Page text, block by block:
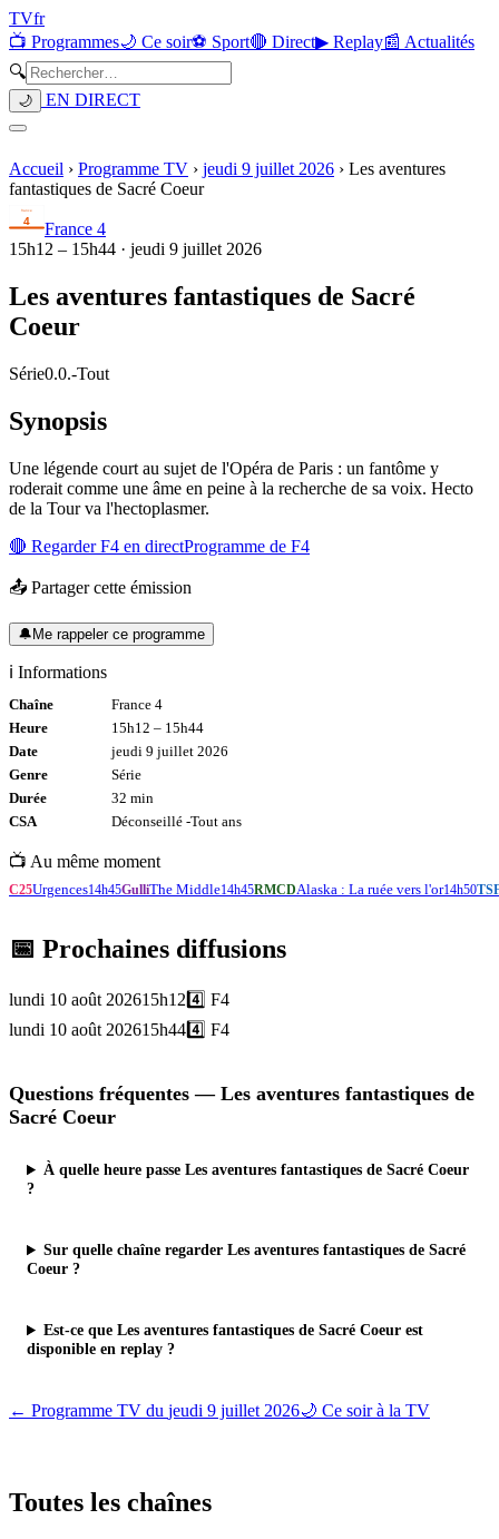
TVfr
📺 Programmes🌙 Ce soir⚽ Sport🔴 Direct▶ Replay📰 Actualités
🔍
🌙 EN DIRECT
Accueil › Programme TV › jeudi 9 juillet 2026 › Les aventures
fantastiques de Sacré Coeur
France 4
15h12 – 15h44 · jeudi 9 juillet 2026
Les aventures fantastiques de Sacré
Coeur
Série0.0.-Tout
Synopsis
Une légende court au sujet de l'Opéra de Paris : un fantôme y
roderait comme une âme en peine à la recherche de sa voix. Hecto
de la Tour va l'hectoplasmer.
🔴 RegarderF4 en directProgramme de F4
📤 Partager cette émission
🔔Me rappeler ce programme
ℹ️ Informations
Chaîne
France 4
Heure
15h12 – 15h44
Date
jeudi 9 juillet 2026
Genre
Série
Durée
32 min
CSA
Déconseillé -Tout ans
📺 Au même moment
C25Urgences14h45GulliThe Middle14h45RMCDAlaska : La ruée vers l'or14h50
📅 Prochaines diffusions
lundi 10 août 202615h12 4️⃣ F4
lundi 10 août 202615h444️⃣ F4
Questions fréquentes — Les aventures fantastiques de
Sacré Coeur
À quelle heure passe Les aventures fantastiques de Sacré Coeur
?
Sur quelle chaîne regarder Les aventures fantastiques de Sacré
Coeur ?
Est-ce que Les aventures fantastiques de Sacré Coeur est
disponible en replay ?
← Programme TV du jeudi 9 juillet 2026🌙 Ce soir à la TV
Toutes les chaînes